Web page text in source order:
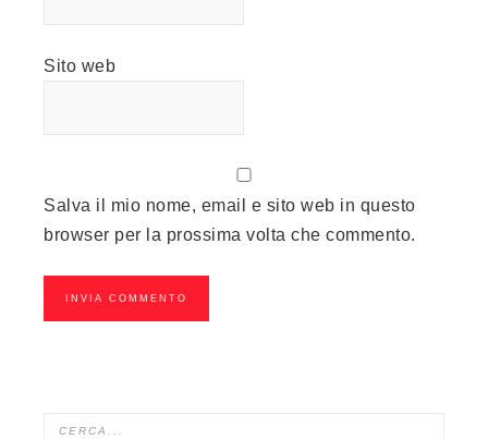
Sito web
Salva il mio nome, email e sito web in questo
browser per la prossima volta che commento.